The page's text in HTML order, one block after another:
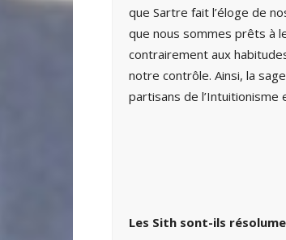
que Sartre fait l’éloge de
que nous sommes prêts à
contrairement aux
notre contrôle. Ainsi, la
partisans de l’Intuitionisme
Les Sith sont-ils